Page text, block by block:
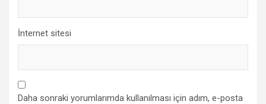
İnternet sitesi
Daha sonraki yorumlarımda kullanılması için adım, e-posta